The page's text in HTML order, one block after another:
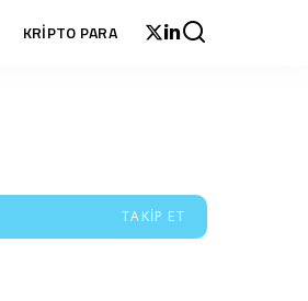
KRİPTO PARA
TAKIP ET